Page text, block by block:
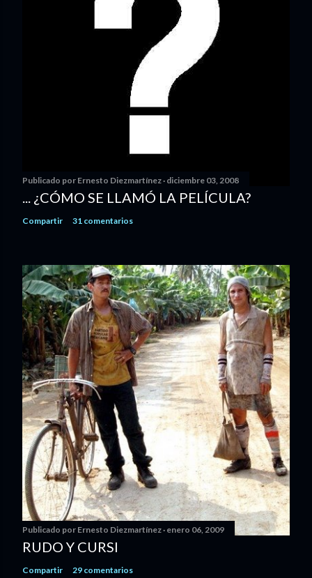
Publicado por Ernesto Diezmartínez diciembre 03, 2008
... ¿CÓMO SE LLAMÓ LA PELÍCULA?
Compartir 31 comentarios
Publicado por Ernesto Diezmartínez enero 06, 2009
RUDO Y CURSI
Compartir 29 comentarios